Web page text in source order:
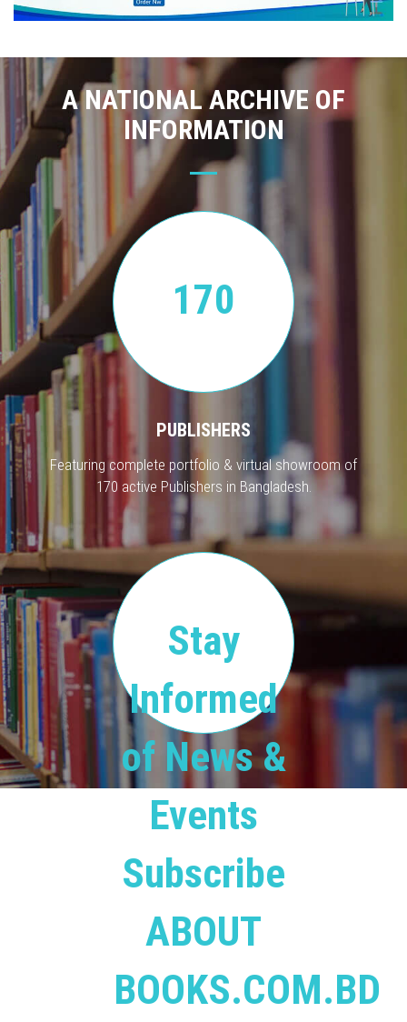
A NATIONAL ARCHIVE OF
INFORMATION
170
PUBLISHERS
Featuring complete portfolio & virtual showroom of
170 active Publishers in Bangladesh.
Stay
Informed
of News &
Events
Subscribe
ABOUT
BOOKS.COM.BD